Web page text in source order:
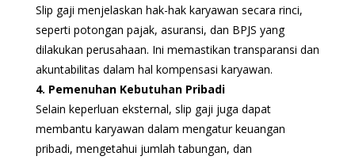
Slip gaji menjelaskan hak-hak karyawan secara rinci,
seperti potongan pajak, asuransi, dan BPJS yang
dilakukan perusahaan. Ini memastikan transparansi dan
akuntabilitas dalam hal kompensasi karyawan.
4. Pemenuhan Kebutuhan Pribadi
Selain keperluan eksternal, slip gaji juga dapat
membantu karyawan dalam mengatur keuangan
pribadi, mengetahui jumlah tabungan, dan